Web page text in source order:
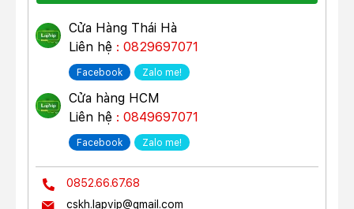
Cửa Hàng Thái Hà
Liên hệ : 0829697071
Facebook Zalo me!
Cửa hàng HCM
Liên hệ : 0849697071
Facebook Zalo me!
0852.66.67.68
cskh.lapvip@gmail.com